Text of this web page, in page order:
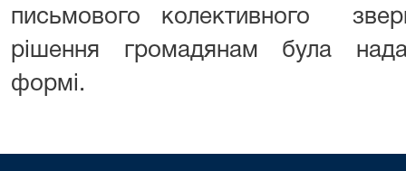
письмового колективного
рішення громадянам була
формі.